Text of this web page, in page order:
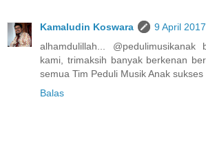
Kamaludin Koswara
9 April
alhamdulillah...
kami, trimaksih banyak berkenan
semua Tim Peduli Musik Anak sukses
Balas